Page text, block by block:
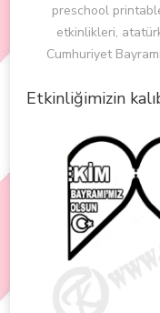
preschool
etkinlikleri,
Cumhuriyet
Etkinliğimizin